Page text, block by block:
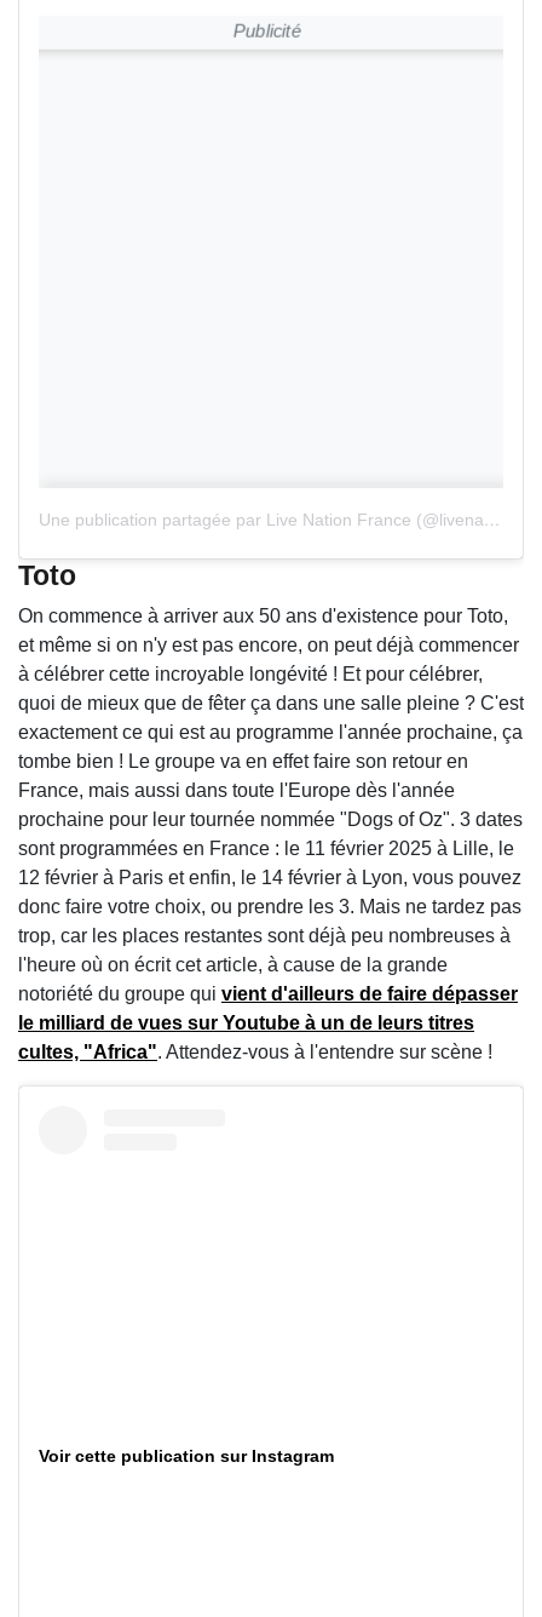
Publicité
Une publication partagée par Live Nation France (@livenationfr)
Toto
On commence à arriver aux 50 ans d'existence pour Toto,
et même si on n'y est pas encore, on peut déjà commencer
à célébrer cette incroyable longévité ! Et pour célébrer,
quoi de mieux que de fêter ça dans une salle pleine ? C'est
exactement ce qui est au programme l'année prochaine, ça
tombe bien ! Le groupe va en effet faire son retour en
France, mais aussi dans toute l'Europe dès l'année
prochaine pour leur tournée nommée "Dogs of Oz". 3 dates
sont programmées en France : le 11 février 2025 à Lille, le
12 février à Paris et enfin, le 14 février à Lyon, vous pouvez
donc faire votre choix, ou prendre les 3. Mais ne tardez pas
trop, car les places restantes sont déjà peu nombreuses à
l'heure où on écrit cet article, à cause de la grande
notoriété du groupe qui vient d'ailleurs de faire dépasser
le milliard de vues sur Youtube à un de leurs titres
cultes, "Africa". Attendez-vous à l'entendre sur scène !
Voir cette publication sur Instagram